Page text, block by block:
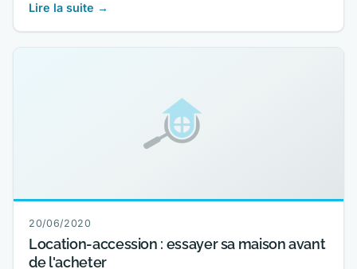
Lire la suite →
20/06/2020
Location-accession : essayer sa maison avant
de l'acheter